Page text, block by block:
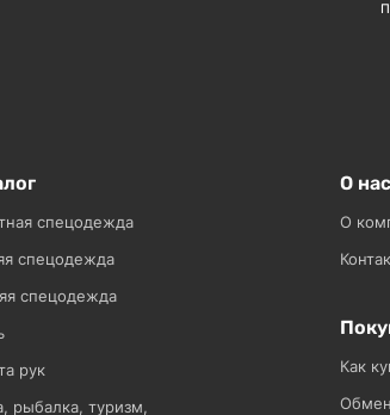
спецодежда
спецодежда
спецодежда
рук
рыбалка, туризм,
О нас
О
Как